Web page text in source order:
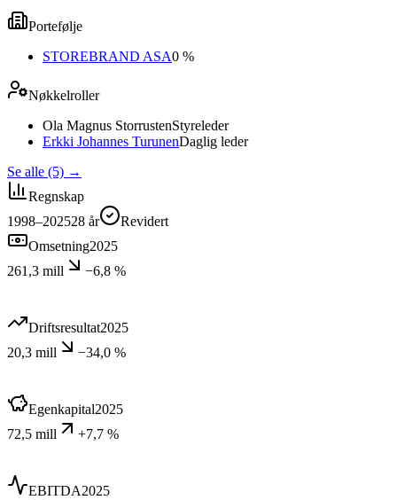
Portefølje
STOREBRAND ASA0 %
Nøkkelroller
Ola Magnus StorrustenStyreleder
Erkki Johannes TurunenDaglig leder
Se alle (5) →
Regnskap
1998–202528 år
Revidert
Omsetning2025
261,3 mill
−6,8 %
Driftsresultat2025
20,3 mill
−34,0 %
Egenkapital2025
72,5 mill
+7,7 %
EBITDA2025